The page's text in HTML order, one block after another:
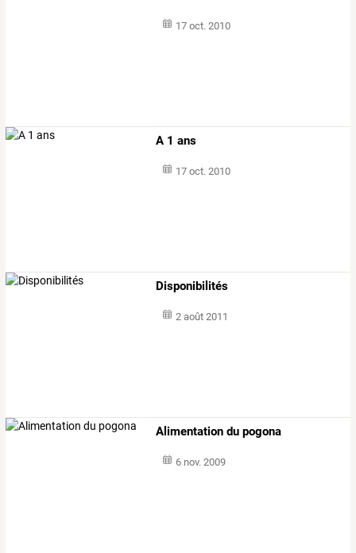
17 oct. 2010
A 1 ans
17 oct. 2010
Disponibilités
2 août 2011
Alimentation du pogona
6 nov. 2009